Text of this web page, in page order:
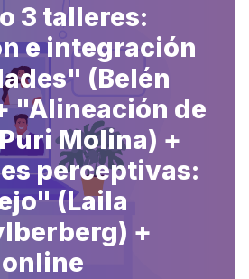
3 talleres:
e integración
(Belén
"Alineación de
Molina) +
perceptivas:
(Laila
+